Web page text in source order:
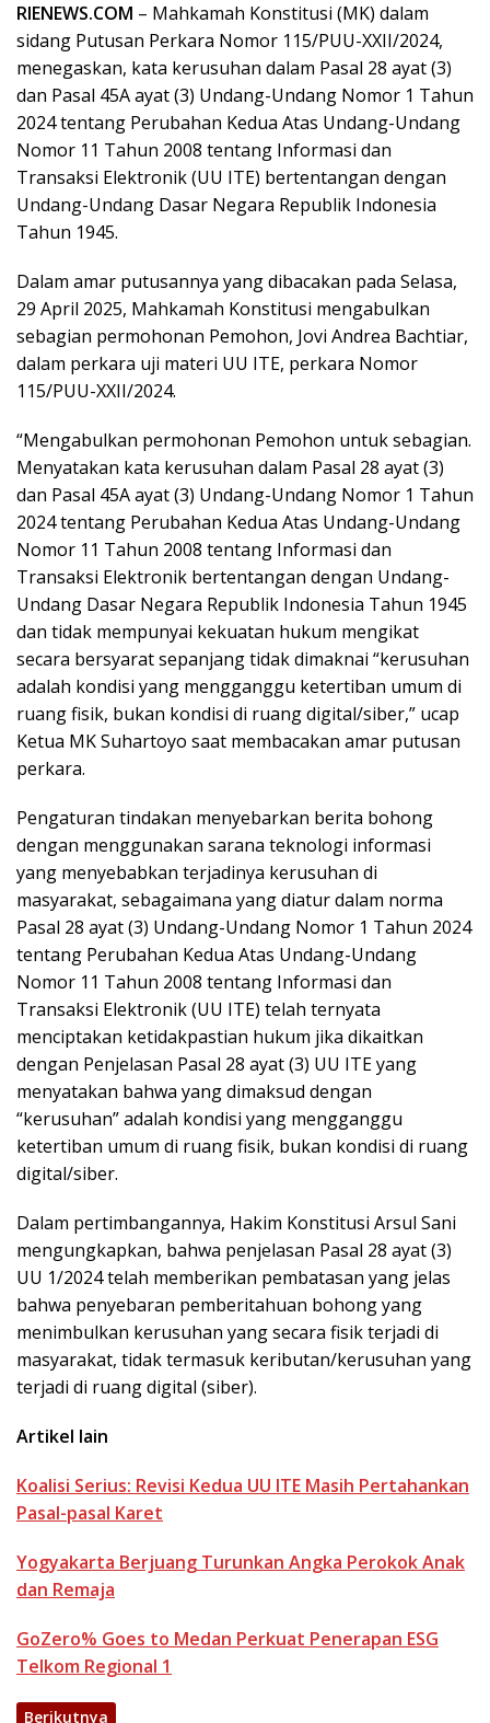
RIENEWS.COM – Mahkamah Konstitusi (MK) dalam
sidang Putusan Perkara Nomor 115/PUU-XXII/2024,
menegaskan, kata kerusuhan dalam Pasal 28 ayat (3)
dan Pasal 45A ayat (3) Undang-Undang Nomor 1 Tahun
2024 tentang Perubahan Kedua Atas Undang-Undang
Nomor 11 Tahun 2008 tentang Informasi dan
Transaksi Elektronik (UU ITE) bertentangan dengan
Undang-Undang Dasar Negara Republik Indonesia
Tahun 1945.
Dalam amar putusannya yang dibacakan pada Selasa,
29 April 2025, Mahkamah Konstitusi mengabulkan
sebagian permohonan Pemohon, Jovi Andrea Bachtiar,
dalam perkara uji materi UU ITE, perkara Nomor
115/PUU-XXII/2024.
“Mengabulkan permohonan Pemohon untuk sebagian.
Menyatakan kata kerusuhan dalam Pasal 28 ayat (3)
dan Pasal 45A ayat (3) Undang-Undang Nomor 1 Tahun
2024 tentang Perubahan Kedua Atas Undang-Undang
Nomor 11 Tahun 2008 tentang Informasi dan
Transaksi Elektronik bertentangan dengan Undang-
Undang Dasar Negara Republik Indonesia Tahun 1945
dan tidak mempunyai kekuatan hukum mengikat
secara bersyarat sepanjang tidak dimaknai “kerusuhan
adalah kondisi yang mengganggu ketertiban umum di
ruang fisik, bukan kondisi di ruang digital/siber,” ucap
Ketua MK Suhartoyo saat membacakan amar putusan
perkara.
Pengaturan tindakan menyebarkan berita bohong
dengan menggunakan sarana teknologi informasi
yang menyebabkan terjadinya kerusuhan di
masyarakat, sebagaimana yang diatur dalam norma
Pasal 28 ayat (3) Undang-Undang Nomor 1 Tahun 2024
tentang Perubahan Kedua Atas Undang-Undang
Nomor 11 Tahun 2008 tentang Informasi dan
Transaksi Elektronik (UU ITE) telah ternyata
menciptakan ketidakpastian hukum jika dikaitkan
dengan Penjelasan Pasal 28 ayat (3) UU ITE yang
menyatakan bahwa yang dimaksud dengan
“kerusuhan” adalah kondisi yang mengganggu
ketertiban umum di ruang fisik, bukan kondisi di ruang
digital/siber.
Dalam pertimbangannya, Hakim Konstitusi Arsul Sani
mengungkapkan, bahwa penjelasan Pasal 28 ayat (3)
UU 1/2024 telah memberikan pembatasan yang jelas
bahwa penyebaran pemberitahuan bohong yang
menimbulkan kerusuhan yang secara fisik terjadi di
masyarakat, tidak termasuk keributan/kerusuhan yang
terjadi di ruang digital (siber).
Artikel lain
Koalisi Serius: Revisi Kedua UU ITE Masih Pertahankan
Pasal-pasal Karet
Yogyakarta Berjuang Turunkan Angka Perokok Anak
dan Remaja
GoZero% Goes to Medan Perkuat Penerapan ESG
Telkom Regional 1
Berikutnya